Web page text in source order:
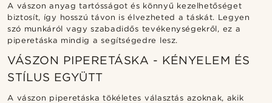
A vászon anyag tartósságot és könnyű kezelhetőséget
biztosít, így hosszú távon is élvezheted a táskát. Legyen
szó munkáról vagy szabadidős tevékenységekről, ez a
piperetáska mindig a segítségedre lesz.
VÁSZON PIPERETÁSKA - KÉNYELEM ÉS
STÍLUS EGYÜTT
A vászon piperetáska tökéletes választás azoknak, akik